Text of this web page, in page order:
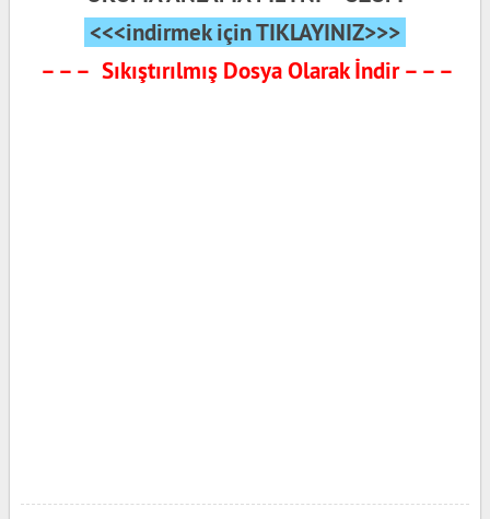
<<<indirmek için TIKLAYINIZ>>>
– – – Sıkıştırılmış Dosya Olarak İndir – – –